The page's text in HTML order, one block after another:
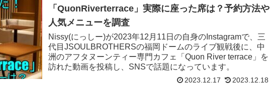
「QuonRiverterrace」実際に座った席は？予約方法や
人気メニューを調査
Nissy(にっしー)が2023年12月11日の自身のInstagramで、三
代目JSOULBROTHERSの福岡ドームのライブ観戦後に、中
洲のアフタヌーンティー専門カフェ「Quon River terrace」を
訪れた動画を投稿し、SNSで話題になっています。
2023.12.17 2023.12.18